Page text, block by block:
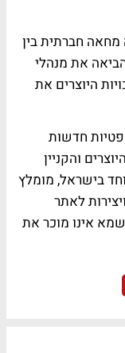
מחאה חברתית בין
את מנהלי
היוצרים את
חדשות
והקניין
בישראל, מומלץ
לאתר
אינו מוכר את